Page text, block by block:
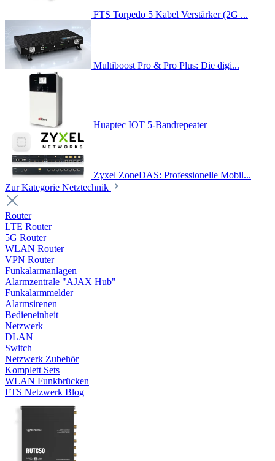
FTS Torpedo 5 Kabel Verstärker (2G ...
Multiboost Pro & Pro Plus: Die digi...
Huaptec IOT 5-Bandrepeater
Zyxel ZoneDAS: Professionelle Mobil...
Zur Kategorie Netztechnik
Router
LTE Router
5G Router
WLAN Router
VPN Router
Funkalarmanlagen
Alarmzentrale "AJAX Hub"
Funkalarmmelder
Alarmsirenen
Bedieneinheit
Netzwerk
DLAN
Switch
Netzwerk Zubehör
Komplett Sets
WLAN Funkbrücken
FTS Netzwerk Blog